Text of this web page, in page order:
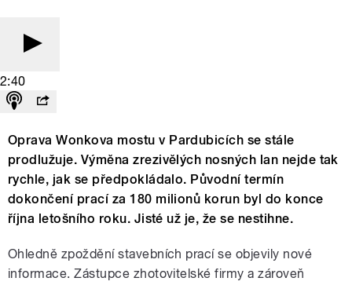
2:40
Oprava Wonkova mostu v Pardubicích se stále
prodlužuje. Výměna zrezivělých nosných lan nejde tak
rychle, jak se předpokládalo. Původní termín
dokončení prací za 180 milionů korun byl do konce
října letošního roku. Jisté už je, že se nestihne.
Ohledně zpoždění stavebních prací se objevily nové
informace. Zástupce zhotovitelské firmy a zároveň